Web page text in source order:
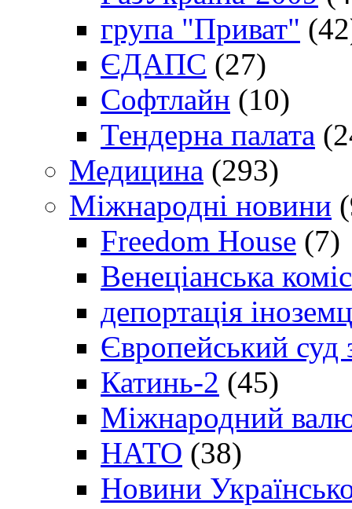
група "Приват"
ЄДАПС (27)
Софтлайн (10)
Тендерна палата
Медицина (293)
Міжнародні новини
Freedom House (7)
Венеціанська
депортація
Європейський
Катинь-2 (45)
Міжнародний
НАТО (38)
Новини